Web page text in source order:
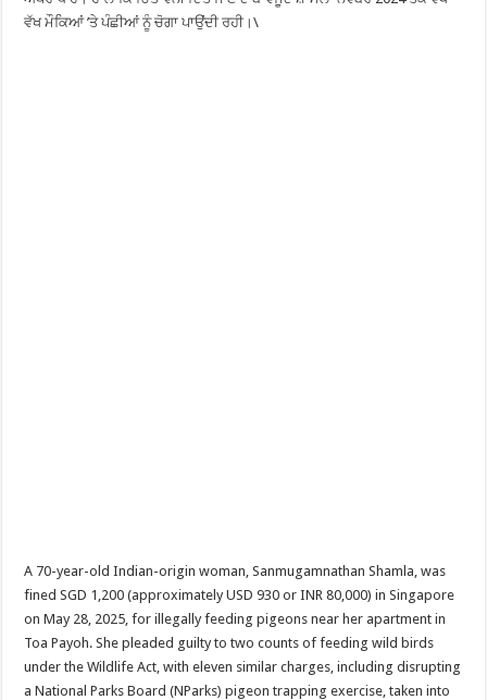
ਵੱਖ ਮੌਕਿਆਂ ’ਤੇ ਪੰਛੀਆਂ ਨੂੰ ਚੋਗਾ ਪਾਉਂਦੀ ਰਹੀ।\
A 70-year-old Indian-origin woman, Sanmugamnathan Shamla, was
fined SGD 1,200 (approximately USD 930 or INR 80,000) in Singapore
on May 28, 2025, for illegally feeding pigeons near her apartment in
Toa Payoh. She pleaded guilty to two counts of feeding wild birds
under the Wildlife Act, with eleven similar charges, including disrupting
a National Parks Board (NParks) pigeon trapping exercise, taken into